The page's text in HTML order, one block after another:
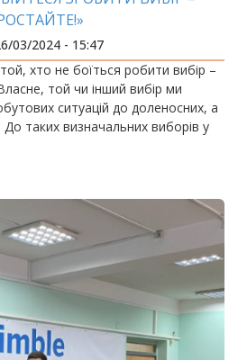
03/2024 - 15:47
хто не боїться робити вибір –
той чи інший вибір ми
ситуацій до доленосних, а
таких визначальних виборів у